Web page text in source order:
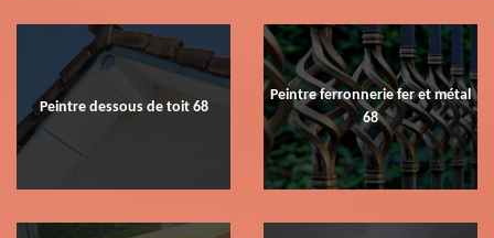
Peintre dessous de toit 68
Peintre ferronnerie fer et métal
68